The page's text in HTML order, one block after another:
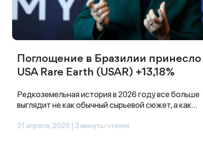
Поглощение в Бразилии принесло
USA Rare Earth (USAR) +13,18%
Редкоземельная история в 2026 году все больше
выглядит не как обычный сырьевой сюжет, а как...
21 апреля, 2026 | 3 минуты чтения